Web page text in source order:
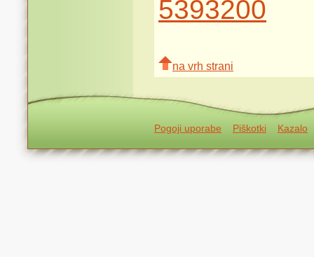
5393200
na vrh strani
Pogoji uporabe Piškotki Kazalo